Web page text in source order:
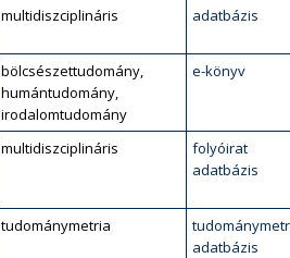
multidiszciplináris adatbázis
bölcsészettudomány,
humántudomány,
irodalomtudomány
e-könyv
multidiszciplináris
folyóirat
adatbázis
tudománymetria
adatbázis